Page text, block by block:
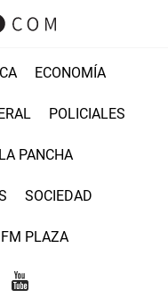
ECONOMÍA
POLICIALES
LA PANCHA
SOCIEDAD
FM PLAZA